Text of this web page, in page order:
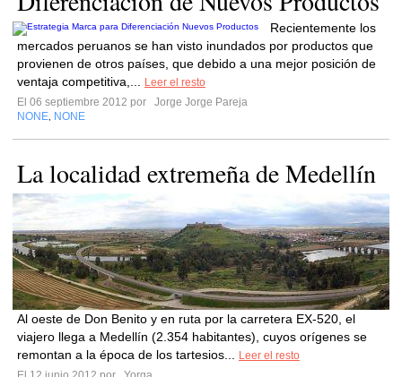
Recientemente los
mercados peruanos se han visto inundados por productos que
provienen de otros países, que debido a una mejor posición de
ventaja competitiva,...
Leer el resto
El 06 septiembre 2012 por
Jorge Jorge Pareja
NONE NONE
La localidad extremeña de Medellín
Al oeste de Don Benito y en ruta por la carretera EX-520, el
viajero llega a Medellín (2.354 habitantes), cuyos orígenes se
remontan a la época de los tartesios...
Leer el resto